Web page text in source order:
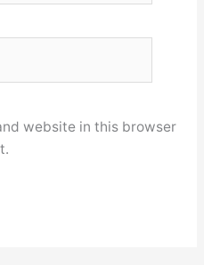
website in this browser